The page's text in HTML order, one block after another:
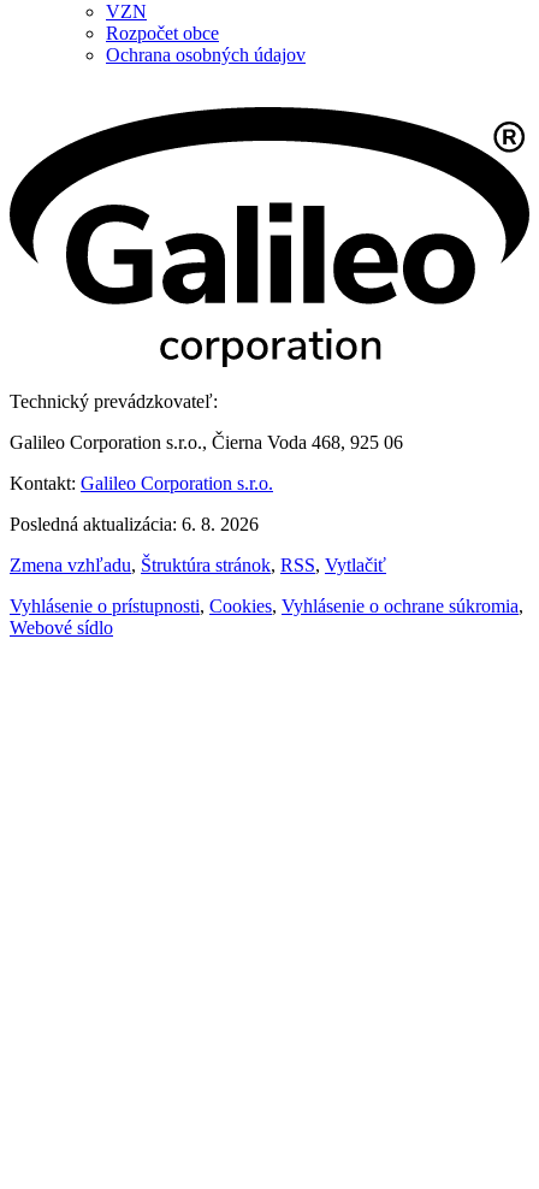
VZN
Rozpočet obce
Ochrana osobných údajov
Technický prevádzkovateľ:
Galileo Corporation s.r.o., Čierna Voda 468, 925 06
Kontakt: Galileo Corporation s.r.o.
Posledná aktualizácia: 6. 8. 2026
Zmena vzhľadu, Štruktúra stránok, RSS, Vytlačiť
Vyhlásenie o prístupnosti, Cookies, Vyhlásenie o ochrane súkromia,
Webové sídlo